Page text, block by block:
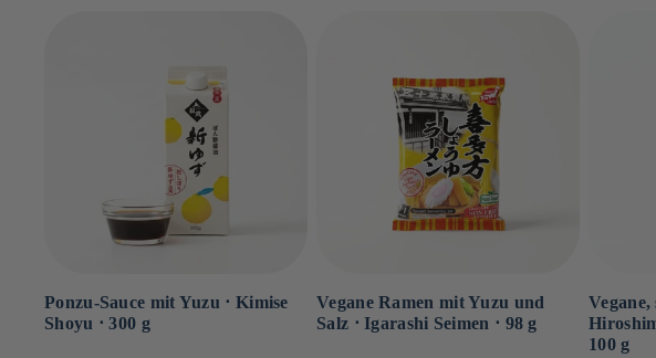
Ponzu-Sauce mit Yuzu ⋅ Kimise
Shoyu ⋅ 300 g
Vegane Ramen mit Yuzu und
Salz ⋅ Igarashi Seimen ⋅ 98 g
Vegane,
100 g